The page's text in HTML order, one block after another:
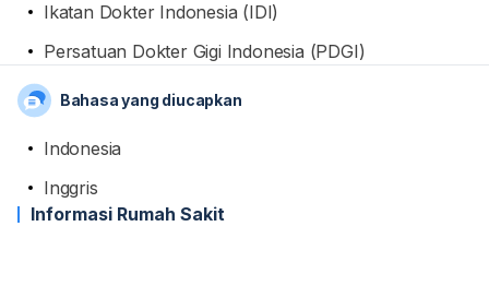
Ikatan Dokter Indonesia (IDI)
Persatuan Dokter Gigi Indonesia (PDGI)
Bahasa yang diucapkan
Indonesia
Inggris
Informasi Rumah Sakit